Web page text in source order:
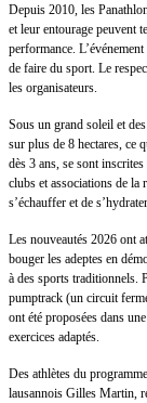
Depuis 2010, les
et leur entourage peuvent
performance.
de faire du sport. Le
les organisateurs.
Sous un grand soleil et
sur plus de 8 hectares, ce
dès 3 ans, se sont
clubs et associations de la
s’échauffer et de
Les nouveautés 2026 ont
bouger les adeptes en
à des sports traditionnels.
pumptrack (un circuit
ont été proposées dans
exercices adaptés.
Des athlètes du
lausannois Gilles Martin,